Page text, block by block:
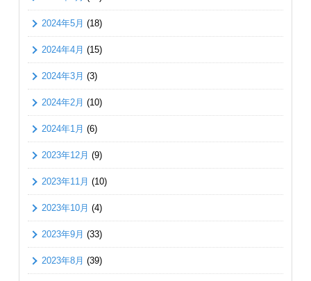
2024年5月 (18)
2024年4月 (15)
2024年3月 (3)
2024年2月 (10)
2024年1月 (6)
2023年12月 (9)
2023年11月 (10)
2023年10月 (4)
2023年9月 (33)
2023年8月 (39)